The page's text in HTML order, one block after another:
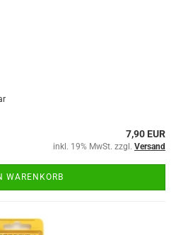
7,90 EUR
inkl. 19% MwSt. zzgl. Versand
WARENKORB